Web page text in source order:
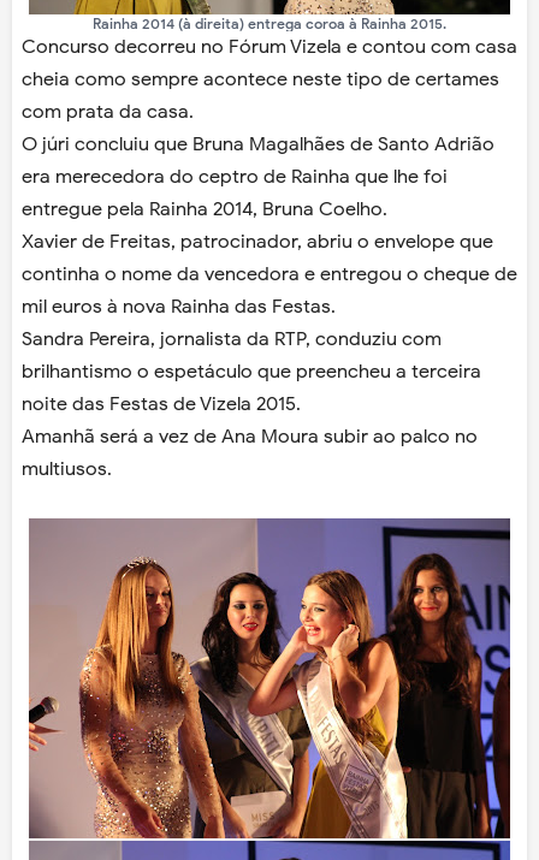
Rainha 2014 (à direita) entrega coroa à Rainha 2015.
Concurso decorreu no Fórum Vizela e contou com casa
cheia como sempre acontece neste tipo de certames
com prata da casa.
O júri concluiu que Bruna Magalhães de Santo Adrião
era merecedora do ceptro de Rainha que lhe foi
entregue pela Rainha 2014, Bruna Coelho.
Xavier de Freitas, patrocinador, abriu o envelope que
continha o nome da vencedora e entregou o cheque de
mil euros à nova Rainha das Festas.
Sandra Pereira, jornalista da RTP, conduziu com
brilhantismo o espetáculo que preencheu a terceira
noite das Festas de Vizela 2015.
Amanhã será a vez de Ana Moura subir ao palco no
multiusos.